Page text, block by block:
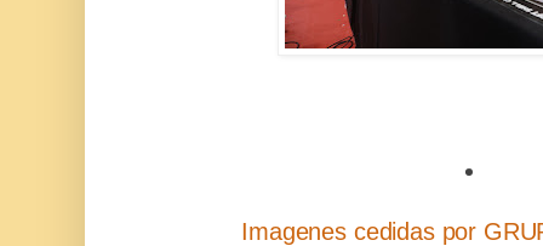
Imagenes cedidas por